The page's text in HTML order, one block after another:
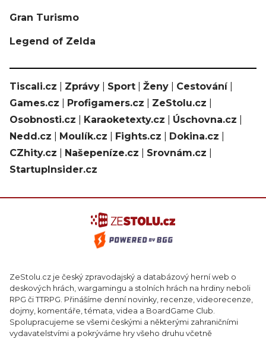
Gran Turismo
Legend of Zelda
Tiscali.cz Zprávy Sport Ženy Cestování|
Games.cz
Profigamers.cz ZeStolu.cz
Osobnosti.cz
Karaoketexty.cz Úschovna.cz
Nedd.cz
Moulík.cz Fights.cz Dokina.cz
CZhity.cz
Našepeníze.cz Srovnám.cz
StartupInsider.cz
ZeStolu.cz je český zpravodajský a databázový herní web o
deskových hrách, wargamingu a stolních hrách na hrdiny neboli
RPG či TTRPG. Přinášíme denní novinky, recenze, videorecenze,
dojmy, komentáře, témata, videa a BoardGame Club.
Spolupracujeme se všemi českými a některými zahraničními
vydavatelstvími a pokrýváme hry všeho druhu včetně